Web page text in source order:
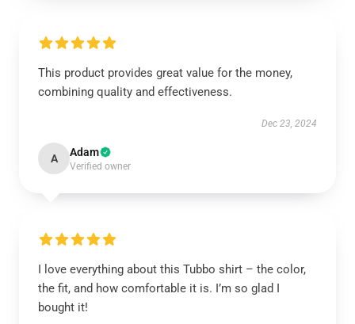
This product provides great value for the money,
combining quality and effectiveness.
Dec 23, 2024
A Adam
Verified owner
I love everything about this Tubbo shirt – the color,
the fit, and how comfortable it is. I’m so glad I
bought it!